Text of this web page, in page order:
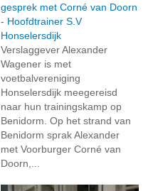
gesprek met Corné van Doorn
- Hoofdtrainer S.V
Honselersdijk
Verslaggever Alexander
Wagener is met
voetbalvereniging
Honselersdijk meegereisd
naar hun trainingskamp op
Benidorm. Op het strand van
Benidorm sprak Alexander
met Voorburger Corné van
Doorn,...